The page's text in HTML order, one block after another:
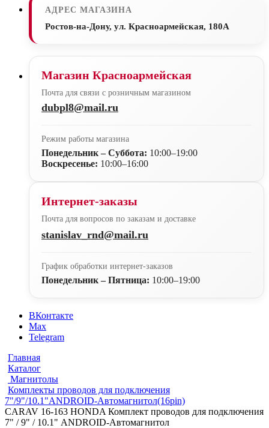
АДРЕС МАГАЗИНА
Ростов-на-Дону, ул. Красноармейская, 180А
Магазин Красноармейская
Почта для связи с розничным магазином
dubpl8@mail.ru
Режим работы магазина
Понедельник – Суббота: 10:00–19:00
Воскресенье: 10:00–16:00
Интернет-заказы
Почта для вопросов по заказам и доставке
stanislav_rnd@mail.ru
График обработки интернет-заказов
Понедельник – Пятница: 10:00–19:00
ВКонтакте
Max
Telegram
Главная
Каталог
Магнитолы
Комплекты проводов для подключения
7"/9"/10.1"ANDROID-Автомагнитол(16pin)
CARAV 16-163 HONDA Комплект проводов для подключения
7" / 9" / 10.1" ANDROID-Автомагнитол